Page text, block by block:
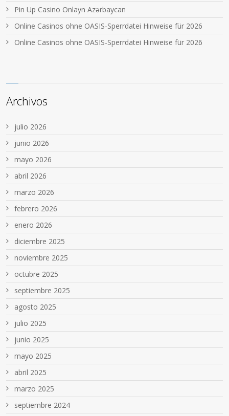
Pin Up Casino Onlayn Azərbaycan
Online Casinos ohne OASIS-Sperrdatei Hinweise für 2026
Online Casinos ohne OASIS-Sperrdatei Hinweise für 2026
Archivos
julio 2026
junio 2026
mayo 2026
abril 2026
marzo 2026
febrero 2026
enero 2026
diciembre 2025
noviembre 2025
octubre 2025
septiembre 2025
agosto 2025
julio 2025
junio 2025
mayo 2025
abril 2025
marzo 2025
septiembre 2024